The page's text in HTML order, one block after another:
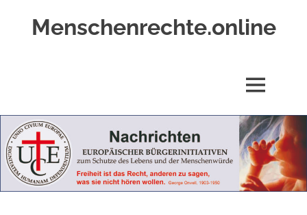
Menschenrechte.online
Geborene
wie
für
Ungeborene
MENÜ